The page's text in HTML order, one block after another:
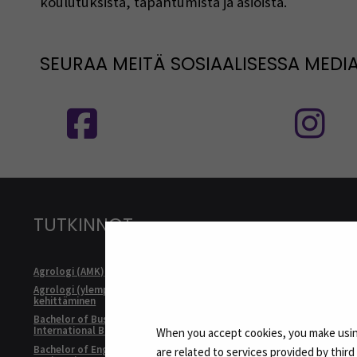
When you accept cookies, you make
are related to services provided by
SEURAA MEITÄ SOSIAALISESSA
TUTKINNOT
Agrologi (AMK)
Agrologi (ylempi AMK), Maatalousyrityksen
kehittäminen
Bachelor of Business Administration,
International Business
Bachelor of Engineering, Automation
Master of